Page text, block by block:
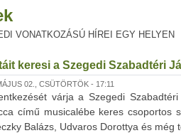
VONATKOZÁSÚ HÍREI EGY HELYEN
keresi a Szegedi Szabadtéri
02., CSÜTÖRTÖK - 17:11
várja a Szegedi
című musicalébe keres csoportos
Balázs, Udvaros Dorottya és még